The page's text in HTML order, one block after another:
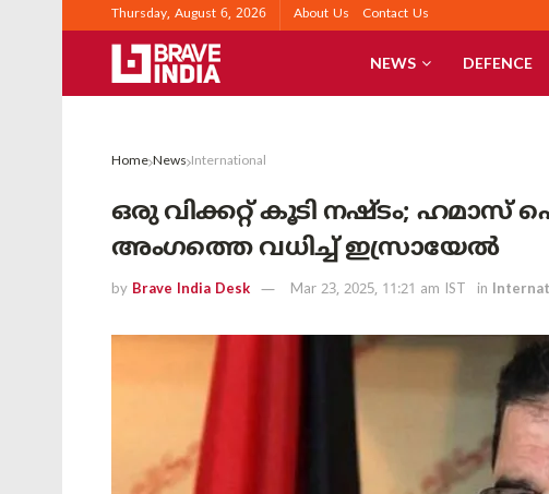
Thursday, August 6, 2026 About Us Contact Us
NEWS DEFENCE
Home News International
ഒരു വിക്കറ്റ് കൂടി നഷ്ടം; ഹമാസ്
അംഗത്തെ വധിച്ച് ഇസ്രായേൽ
by Brave India Desk Mar 23, 2025, 11:21 am IST in